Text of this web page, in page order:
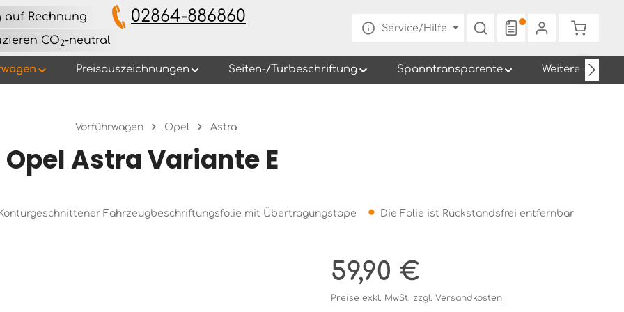
auf Rechnung 02864-886860
CO2-neutral
Service/Hilfe
Preisauszeichnungen Seiten-/Türbeschriftung Spanntransparente Weitere
Vorführwagen Opel Astra
Opel Astra Variante E
Fahrzeugbeschriftungsfolie mit Übertragungstape Die Folie ist Rückstandsfrei entfernbar
Regulärer Preis:
59,90 €
Preise exkl. MwSt. zzgl. Versandkosten